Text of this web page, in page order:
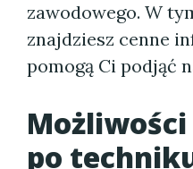
zawodowego. W
znajdziesz cenne
pomogą Ci podjąć
po